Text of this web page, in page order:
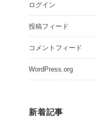
ログイン
投稿フィード
コメントフィード
WordPress.org
新着記事